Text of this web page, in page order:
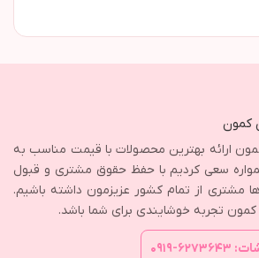
کمون
ارائه بهترین محصولات با قیمت مناسب به
سعی کردیم با حفظ حقوق مشتری و قبول
مشتری از تمام کشور عزیزمون داشته باشیم.
کمون تجربه خوشایندی برای شما باشد.
۰۹۱۹